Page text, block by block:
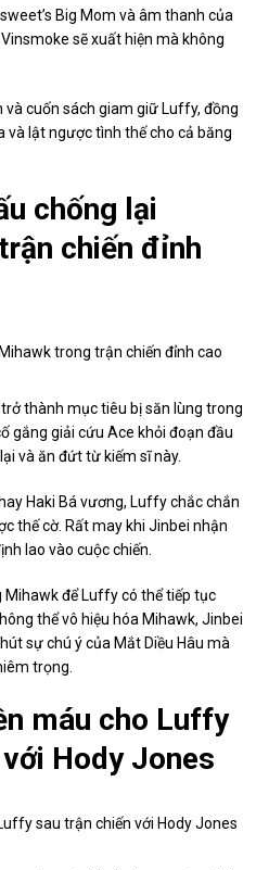
Big Mom và âm thanh của
sẽ xuất hiện mà không
và cuốn sách giam giữ Luffy, đồng
và lật ngược tình thế cho cả băng
chống lại
chiến đỉnh
thành mục tiêu bị săn lùng trong
gắng giải cứu Ace khỏi đoạn đầu
và ăn đứt từ kiếm sĩ này.
Haki Bá vương, Luffy chắc chắn
thế cờ. Rất may khi Jinbei nhận
lao vào cuộc chiến.
để Luffy có thể tiếp tục
thể vô hiệu hóa Mihawk, Jinbei
sự chú ý của Mắt Diều Hâu mà
trọng.
máu cho Luffy
Hody Jones